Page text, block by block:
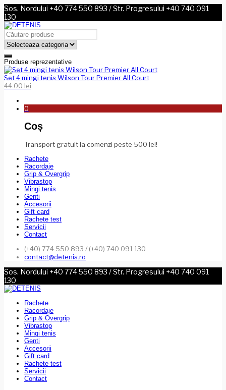
Sos. Nordului +40 774 550 893 / Str. Progresului +40 740 091
130
Produse reprezentative
Set 4 mingi tenis Wilson Tour Premier All Court
44.00 lei
0
Coș
Transport gratuit la comenzi peste 500 lei!
Rachete
Racordaje
Grip & Overgrip
Vibrastop
Mingi tenis
Genti
Accesorii
Gift card
Rachete test
Servicii
Contact
(+40) 774 550 893 / (+40) 740 091 130
contact@detenis.ro
Sos. Nordului +40 774 550 893 / Str. Progresului +40 740 091
130
Rachete
Racordaje
Grip & Overgrip
Vibrastop
Mingi tenis
Genti
Accesorii
Gift card
Rachete test
Servicii
Contact